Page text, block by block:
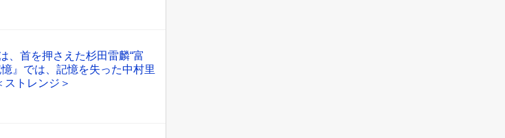
、首を押さえた杉田雷麟“富
』では、記憶を失った中村里
ストレンジ＞